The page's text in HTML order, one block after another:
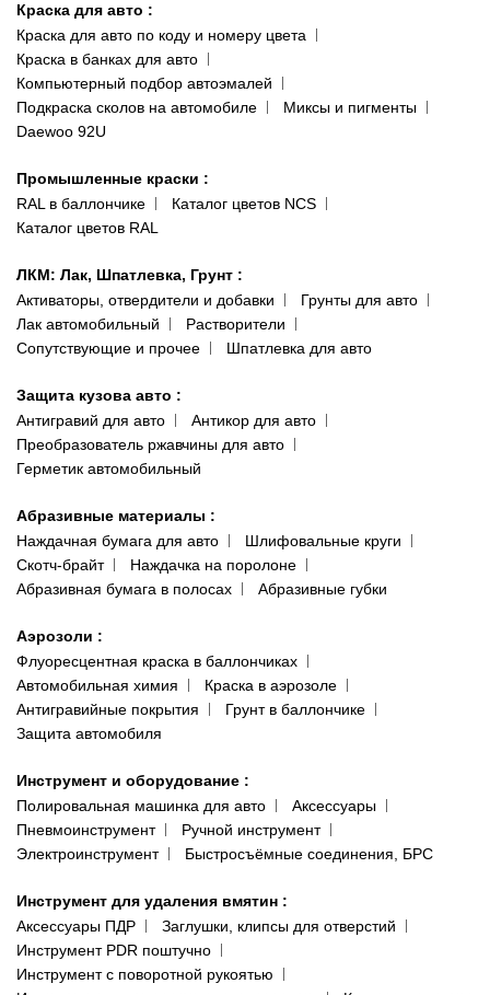
093 611-39-23
(ориентир: Интайм №40)
Одесса
пр-т Акад. Глушко, 29
066 554-97-70
Доставка и оплата
Сотрудничество
Наши публикации
Публичная оферта
Политика конфиденциальности
Краска для авто :
Краска для авто по коду и номеру цвета
Краска в банках для авто
Компьютерный подбор автоэмалей
Подкраска сколов на автомобиле
Миксы и пигменты
Daewoo 92U
Промышленные краски :
RAL в баллончике
Каталог цветов NCS
Каталог цветов RAL
ЛКМ: Лак, Шпатлевка, Грунт :
Активаторы, отвердители и добавки
Грунты для авто
Лак автомобильный
Растворители
Сопутствующие и прочее
Шпатлевка для авто
Защита кузова авто :
Антигравий для авто
Антикор для авто
Преобразователь ржавчины для авто
Герметик автомобильный
Абразивные материалы :
Наждачная бумага для авто
Шлифовальные круги
Скотч-брайт
Наждачка на поролоне
Абразивная бумага в полосах
Абразивные губки
Аэрозоли :
Флуоресцентная краска в баллончиках
Автомобильная химия
Краска в аэрозоле
Антигравийные покрытия
Грунт в баллончике
Защита автомобиля
Инструмент и оборудование :
Полировальная машинка для авто
Аксессуары
Пневмоинструмент
Ручной инструмент
Электроинструмент
Быстросъёмные соединения, БРС
Инструмент для удаления вмятин :
Аксессуары ПДР
Заглушки, клипсы для отверстий
Инструмент PDR поштучно
Инструмент с поворотной рукоятью